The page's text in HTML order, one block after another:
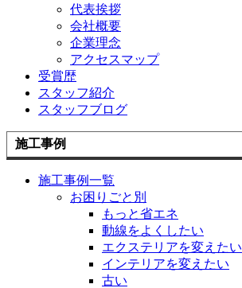
代表挨拶
会社概要
企業理念
アクセスマップ
受賞歴
スタッフ紹介
スタッフブログ
施工事例
施工事例一覧
お困りごと別
もっと省エネ
動線をよくしたい
エクステリアを変えたい
インテリアを変えたい
古い